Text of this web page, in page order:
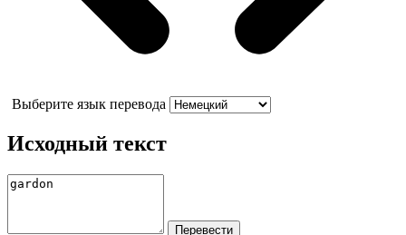
Выберите язык перевода
Исходный текст